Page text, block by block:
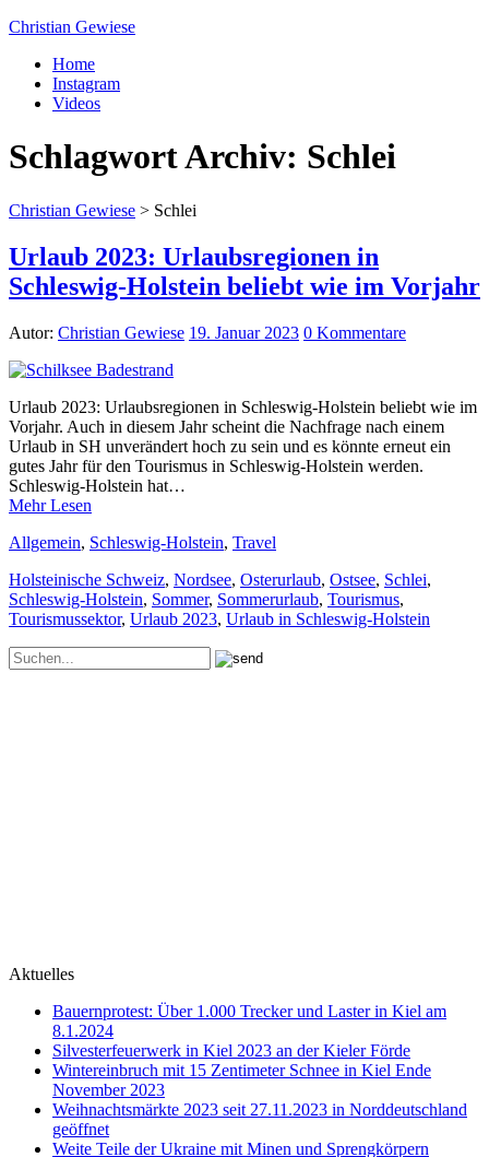
Christian Gewiese
Home
Instagram
Videos
Schlagwort Archiv: Schlei
Christian Gewiese > Schlei
Urlaub 2023: Urlaubsregionen in
Schleswig-Holstein beliebt wie im Vorjahr
Autor: Christian Gewiese 19. Januar 2023 0 Kommentare
Urlaub 2023: Urlaubsregionen in Schleswig-Holstein beliebt wie im
Vorjahr. Auch in diesem Jahr scheint die Nachfrage nach einem
Urlaub in SH unverändert hoch zu sein und es könnte erneut ein
gutes Jahr für den Tourismus in Schleswig-Holstein werden.
Schleswig-Holstein hat…
Mehr Lesen
Allgemein, Schleswig-Holstein, Travel
Holsteinische Schweiz, Nordsee, Osterurlaub, Ostsee, Schlei,
Schleswig-Holstein, Sommer, Sommerurlaub, Tourismus,
Tourismussektor, Urlaub 2023, Urlaub in Schleswig-Holstein
Aktuelles
Bauernprotest: Über 1.000 Trecker und Laster in Kiel am
8.1.2024
Silvesterfeuerwerk in Kiel 2023 an der Kieler Förde
Wintereinbruch mit 15 Zentimeter Schnee in Kiel Ende
November 2023
Weihnachtsmärkte 2023 seit 27.11.2023 in Norddeutschland
geöffnet
Weite Teile der Ukraine mit Minen und Sprengkörpern